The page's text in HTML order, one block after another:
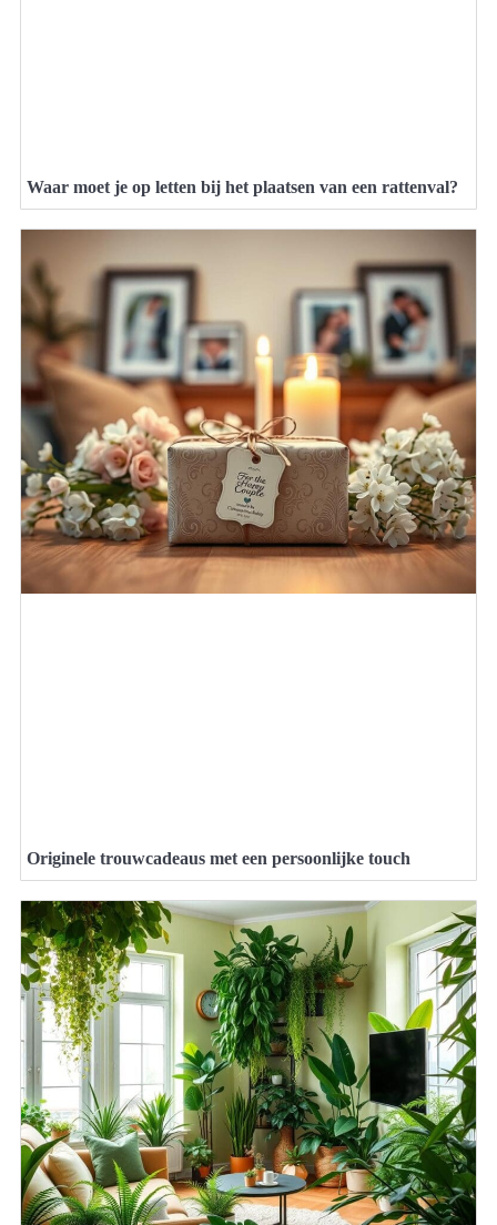
Waar moet je op letten bij het plaatsen van een rattenval?
Originele trouwcadeaus met een persoonlijke touch